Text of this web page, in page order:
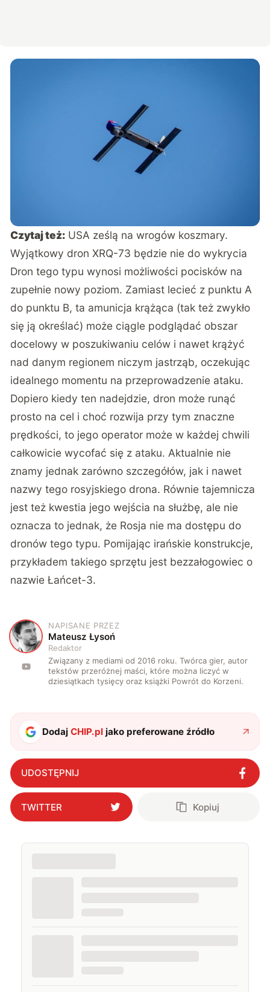
Czytaj też: USA ześlą na wrogów koszmary.
Wyjątkowy dron XRQ-73 będzie nie do wykrycia
Dron tego typu wynosi możliwości pocisków na
zupełnie nowy poziom. Zamiast lecieć z punktu A
do punktu B, ta amunicja krążąca (tak też zwykło
się ją określać) może ciągle podglądać obszar
docelowy w poszukiwaniu celów i nawet krążyć
nad danym regionem niczym jastrząb, oczekując
idealnego momentu na przeprowadzenie ataku.
Dopiero kiedy ten nadejdzie, dron może runąć
prosto na cel i choć rozwija przy tym znaczne
prędkości, to jego operator może w każdej chwili
całkowicie wycofać się z ataku. Aktualnie nie
znamy jednak zarówno szczegółów, jak i nawet
nazwy tego rosyjskiego drona. Równie tajemnicza
jest też kwestia jego wejścia na służbę, ale nie
oznacza to jednak, że Rosja nie ma dostępu do
dronów tego typu. Pomijając irańskie konstrukcje,
przykładem takiego sprzętu jest bezzałogowiec o
nazwie Łańcet-3.
M
NAPISANE PRZEZ
Mateusz Łysoń
Redaktor
Związany z mediami od 2016 roku. Twórca gier, autor
tekstów przeróżnej maści, które można liczyć w
dziesiątkach tysięcy oraz książki Powrót do Korzeni.
DodajCHIP.pl jako preferowane źródło
UDOSTĘPNIJ
TWITTER Kopiuj